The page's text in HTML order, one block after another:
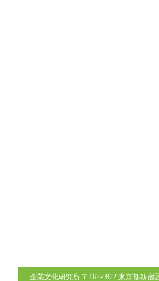
企業文化研究所 〒162-0822 東京都新宿